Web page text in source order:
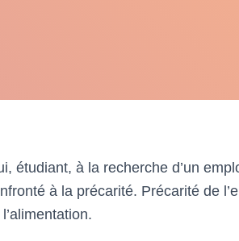
étudiant, à la recherche d’un
à la précarité. Précarité de